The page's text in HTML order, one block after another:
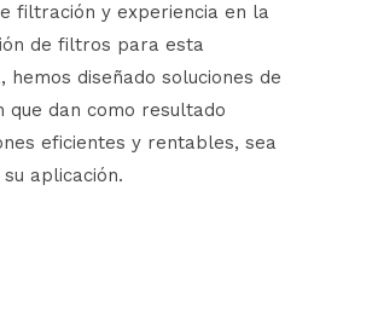
filtración y experiencia en la
de filtros para esta
hemos diseñado soluciones de
que dan como resultado
eficientes y rentables, sea
aplicación.